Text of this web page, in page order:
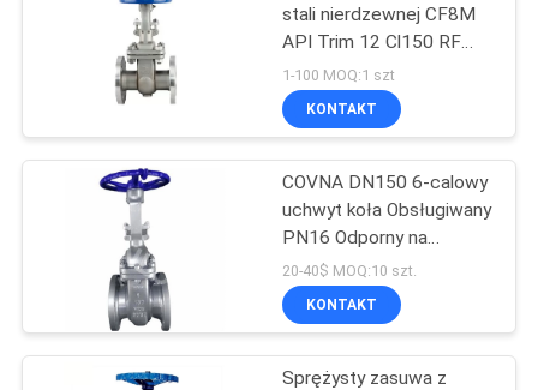
stali nierdzewnej CF8M
API Trim 12 Cl150 RF
Zasuwa kołnierzowa
1-100 MOQ:1 szt
KONTAKT
COVNA DN150 6-calowy
uchwyt koła Obsługiwany
PN16 Odporny na
wysokie ciśnienie koniec
kołnierza gniazda Stal
nierdzewna 316
20-40$ MOQ:10 szt.
KONTAKT
Sprężysty zasuwa z